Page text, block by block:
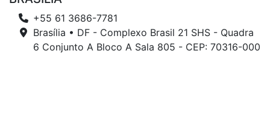
+55 61 3686-7781
Brasília • DF - Complexo Brasil 21 SHS - Quadra
6 Conjunto A Bloco A Sala 805 - CEP: 70316-000